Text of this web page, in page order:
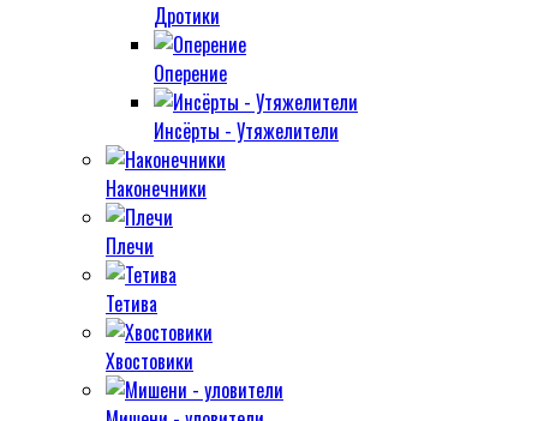
Дротики
Оперение
Инсёрты - Утяжелители
Наконечники
Плечи
Тетива
Хвостовики